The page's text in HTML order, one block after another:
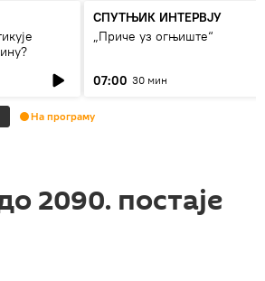
СПУТЊИК ИНТЕРВЈУ
„Приче уз огњиште“
07:00 30 мин
На програму
2090. постаје